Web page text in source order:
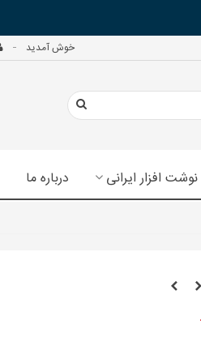
خوش آمدید
نوشت افزار ایرانی درباره ما